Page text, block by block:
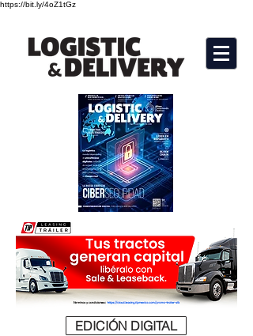
https://bit.ly/4oZ1tGz
EDICIÓN DIGITAL